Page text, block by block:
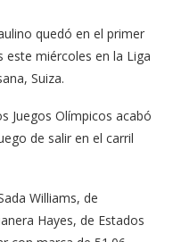
quedó en el primer
este miércoles en la Liga
Suiza.
Juegos Olímpicos acabó
de salir en el carril
Williams, de
Hayes, de Estados